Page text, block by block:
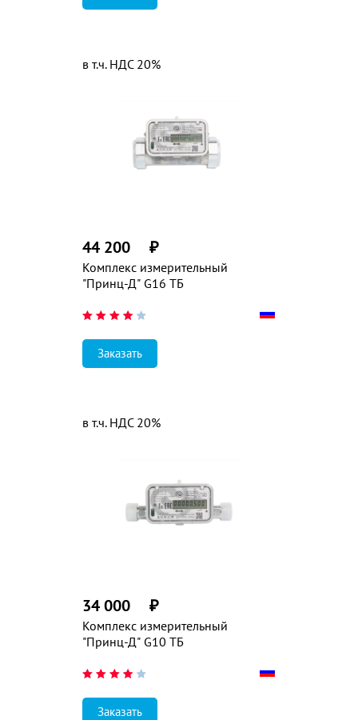
Комплекс измерительный
"Принц-Д" G16 ТБ
44 200 ₽
в т.ч. НДС 20%
Заказать
Комплекс измерительный
"Принц-Д" G10 ТБ
34 000 ₽
в т.ч. НДС 20%
Заказать